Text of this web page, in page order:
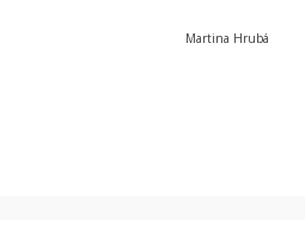
Martina Hrubá